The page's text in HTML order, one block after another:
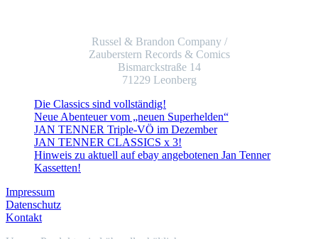
Russel & Brandon Company /
Zauberstern Records & Comics
Bismarckstraße 14
71229 Leonberg
Die Classics sind vollständig!
Neue Abenteuer vom „neuen Superhelden“
JAN TENNER Triple-VÖ im Dezember
JAN TENNER CLASSICS x 3!
Hinweis zu aktuell auf ebay angebotenen Jan Tenner
Kassetten!
Impressum
Datenschutz
Kontakt